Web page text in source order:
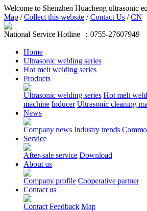
Welcome to Shenzhen Huacheng ultrasonic
Map /Collect this website /Contact Us /CN
National Service Hotline ： 0755-27607949
Home
Ultrasonic welding series
Hot melt welding series
Products
Ultrasonic welding series Hot melt
machine Inducer Ultrasonic cleaning
News
Company news Industry trends
Service
After-sale service Download
About us
Company profile Cooperative partner
Contact us
Contact Feedback Map